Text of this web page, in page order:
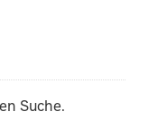
Suche.